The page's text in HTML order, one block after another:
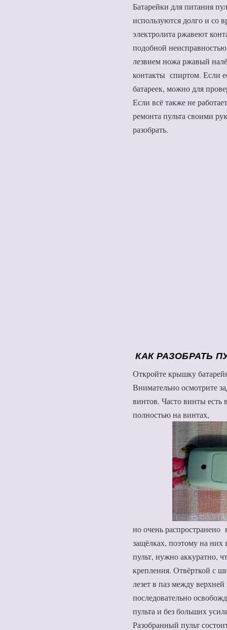
Батарейки для питания
используются долго и со
электролита ржавеют
подобной
лезвием ножа ржавый
контакты спиртом. Если
батареек, можно для
Если всё также не
ремонта пульта своими
разобрать.
КАК РАЗОБРАТЬ
Откройте крышку
Внимательно осмотрите
винтов. Часто винты есть
полностью на винтах,
но очень распространено
защёлках, поэтому на
пульт, нужно аккуратно,
крепления. Отвёрткой с
лезет в паз между
последовательно
пульта и без больших
Разобранный пульт